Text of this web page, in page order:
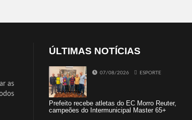
as
ÚLTIMAS NOTÍCIAS
07/08/2026 ESPORTE
Prefeito recebe atletas do EC Morro Reuter,
campeões do Intermunicipal Master 65+